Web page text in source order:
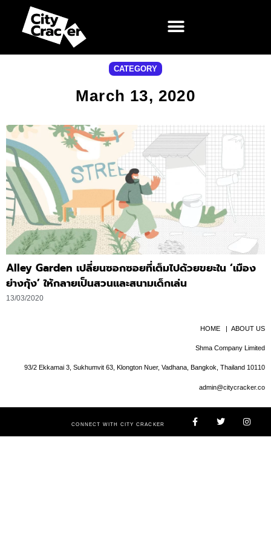
CATEGORY
March 13, 2020
Alley Garden เปลี่ยนซอกซอยที่เต็มไปด้วยขยะใน ‘เมือง
ย่างกุ้ง’ ให้กลายเป็นสวนและสนามเด็กเล่น
13/03/2020
HOME | ABOUT US
Shma Company Limited
93/2 Ekkamai 3, Sukhumvit 63, Klongton Nuer, Vadhana, Bangkok, Thailand 10110
admin@citycracker.co
CONNECT WITH CITY CRACKER